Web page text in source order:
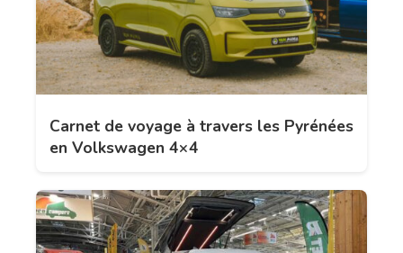
Carnet de voyage à travers les Pyrénées
en Volkswagen 4×4